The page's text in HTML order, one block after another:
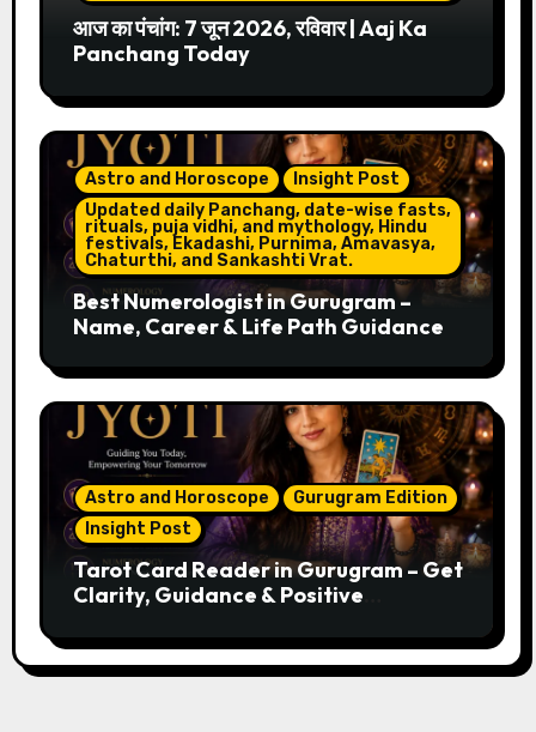
आज का पंचांग: 7 जून 2026, रविवार | Aaj Ka
Panchang Today
Astro and Horoscope
Insight Post
Updated daily Panchang, date-wise fasts,
rituals, puja vidhi, and mythology, Hindu
festivals, Ekadashi, Purnima, Amavasya,
Chaturthi, and Sankashti Vrat.
Best Numerologist in Gurugram –
Name, Career & Life Path Guidance
Astro and Horoscope
Gurugram Edition
Insight Post
Tarot Card Reader in Gurugram – Get
Clarity, Guidance & Positive